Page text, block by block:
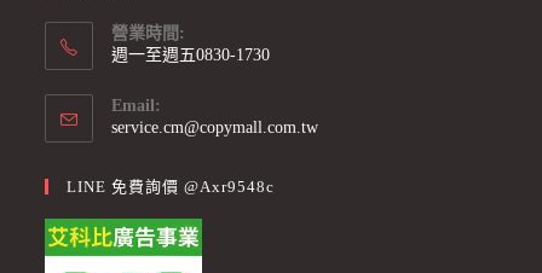
營業時間:
週一至週五0830-1730
Email:
service.cm@copymall.com.twOpens
LINE 免費詢價 @axr9548c